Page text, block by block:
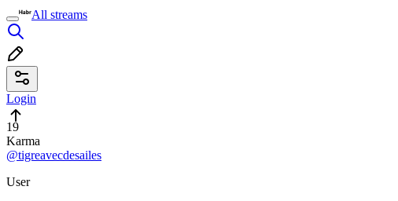
All streams
Login
19
Karma
@tigreavecdesailes
User